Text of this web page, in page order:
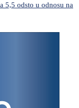
5,5 odsto u odnosu na